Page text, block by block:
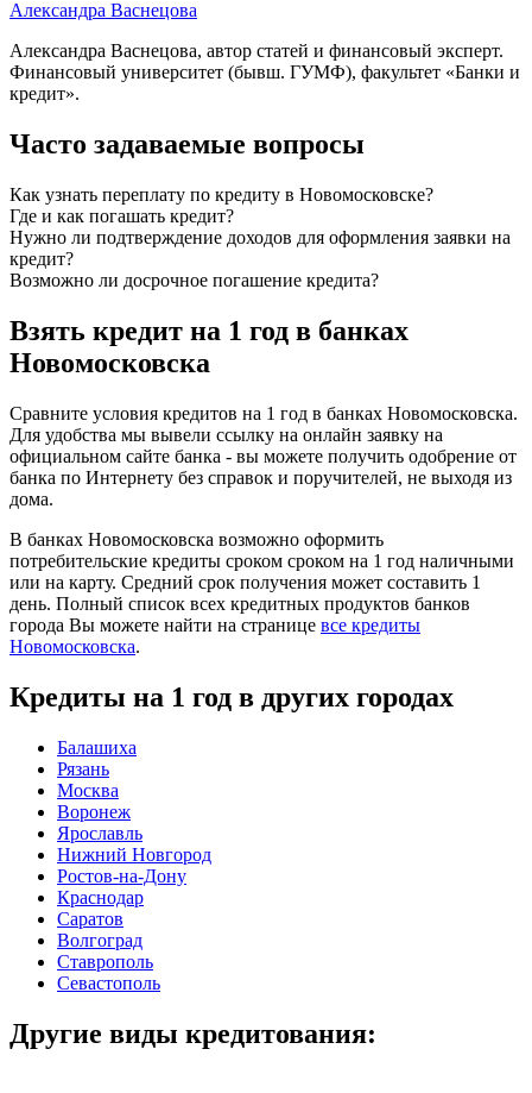
Александра Васнецова
Александра Васнецова, автор статей и финансовый эксперт.
Финансовый университет (бывш. ГУМФ), факультет «Банки и
кредит».
Часто задаваемые вопросы
Как узнать переплату по кредиту в Новомосковске?
Где и как погашать кредит?
Нужно ли подтверждение доходов для оформления заявки на
кредит?
Возможно ли досрочное погашение кредита?
Взять кредит на 1 год в банках
Новомосковска
Сравните условия кредитов на 1 год в банках Новомосковска.
Для удобства мы вывели ссылку на онлайн заявку на
официальном сайте банка - вы можете получить одобрение от
банка по Интернету без справок и поручителей, не выходя из
дома.
В банках Новомосковска возможно оформить
потребительские кредиты сроком сроком на 1 год наличными
или на карту. Средний срок получения может составить 1
день. Полный список всех кредитных продуктов банков
города Вы можете найти на странице все кредиты
Новомосковска.
Кредиты на 1 год в других городах
Балашиха
Рязань
Москва
Воронеж
Ярославль
Нижний Новгород
Ростов-на-Дону
Краснодар
Саратов
Волгоград
Ставрополь
Севастополь
Другие виды кредитования: